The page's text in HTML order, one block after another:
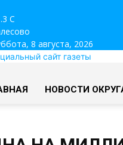
C
8 августа, 2026
сайт газеты
НОВОСТИ